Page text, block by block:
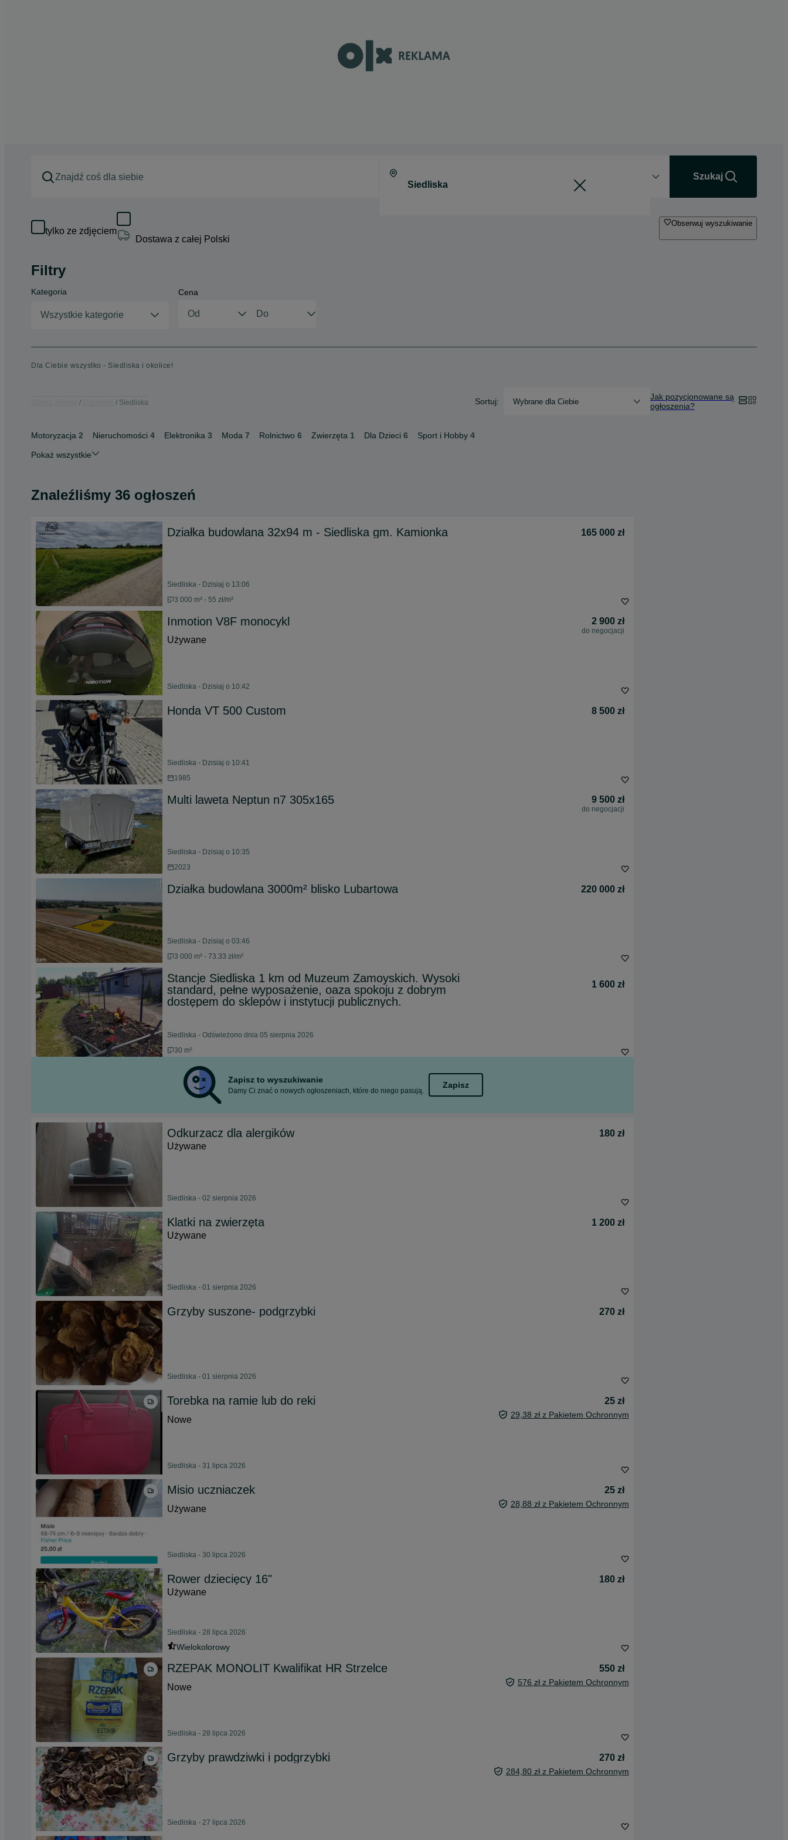
Szukaj
tylko ze zdjęciem
Dostawa z całej Polski
Obserwuj wyszukiwanie
Filtry
Kategoria
Wszystkie kategorie
Cena
Dla Ciebie wszystko - Siedliska i okolice!
Siedliska Sortuj: Wybrane dla Ciebie
Jak pozycjonowane są
ogłoszenia?
Motoryzacja 2 Nieruchomości 4 Elektronika 3 Moda 7 Rolnictwo 6 Zwierzęta 1 Dla Dzieci 6 Sport i Hobby 4
Pokaż wszystkie
Znaleźliśmy 36 ogłoszeń
Działka budowlana 32x94 m - Siedliska gm. Kamionka 165 000 zł
Siedliska - Dzisiaj o 13:06
3 000 m² - 55 zł/m²
Inmotion V8F monocykl 2 900 zł
do negocjacji
Używane
Siedliska - Dzisiaj o 10:42
Honda VT 500 Custom 8 500 zł
Siedliska - Dzisiaj o 10:41
1985
Multi laweta Neptun n7 305x165 9 500 zł
do negocjacji
Siedliska - Dzisiaj o 10:35
2023
Działka budowlana 3000m² blisko Lubartowa 220 000 zł
Siedliska - Dzisiaj o 03:46
3 000 m² - 73.33 zł/m²
Stancje Siedliska 1 km od Muzeum Zamoyskich. Wysoki
standard, pełne wyposażenie, oaza spokoju z dobrym
dostępem do sklepów i instytucji publicznych.
1 600 zł
Siedliska - Odświeżono dnia 05 sierpnia 2026
30 m²
Zapisz to wyszukiwanie
Damy Ci znać o nowych ogłoszeniach, które do niego pasują.
Zapisz
Odkurzacz dla alergików
180 zł
Używane
Siedliska - 02 sierpnia 2026
Klatki na zwierzęta
1 200 zł
Używane
Siedliska - 01 sierpnia 2026
Grzyby suszone- podgrzybki 270 zł
Siedliska - 01 sierpnia 2026
Torebka na ramie lub do reki
25 zł
Nowe
29,38 zł z Pakietem Ochronnym
Siedliska - 31 lipca 2026
Misio uczniaczek
25 zł
Używane
28,88 zł z Pakietem Ochronnym
Siedliska - 30 lipca 2026
Rower dziecięcy 16"
180 zł
Używane
Siedliska - 28 lipca 2026
Wielokolorowy
RZEPAK MONOLIT Kwalifikat HR Strzelce
550 zł
Nowe
576 zł z Pakietem Ochronnym
Siedliska - 28 lipca 2026
Grzyby prawdziwki i podgrzybki 270 zł
284,80 zł z Pakietem Ochronnym
Siedliska - 27 lipca 2026